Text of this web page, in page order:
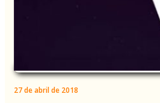
27 de abril de 2018